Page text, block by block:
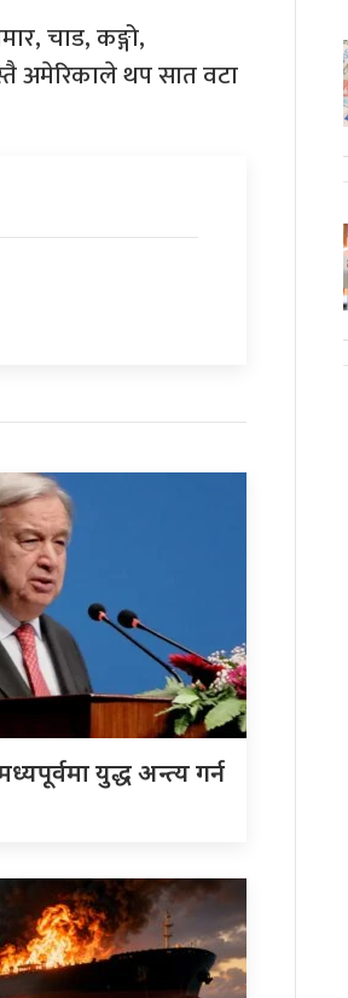
चाड, कङ्गो,
अमेरिकाले थप सात वटा
मध्यपूर्वमा युद्ध अन्त्य गर्न